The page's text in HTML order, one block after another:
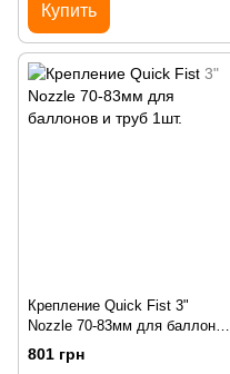
Купить
Крепление Quick Fist 3"
Nozzle 70-83мм для баллонов
и труб 1шт.
801 грн